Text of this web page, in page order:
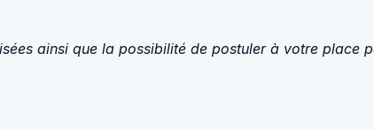
ainsi que la possibilité de postuler à votre place